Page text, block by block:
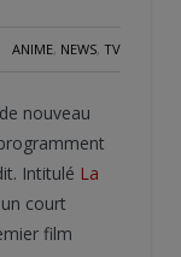
ANIME, NEWS, TV
nouveau
Intitulé La
court
film